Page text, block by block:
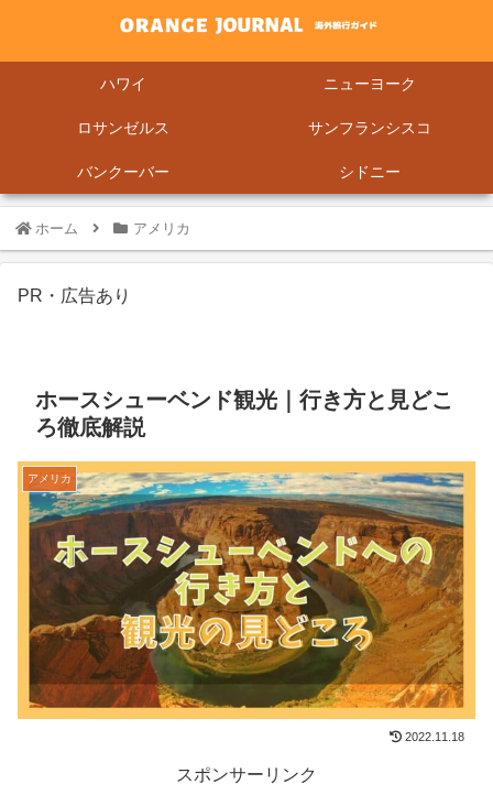
ハワイ ニューヨーク
ロサンゼルス サンフランシスコ
バンクーバー シドニー
ホーム アメリカ
PR・広告あり
ホースシューベンド観光｜行き方と見どこ
ろ徹底解説
アメリカ
2022.11.18
スポンサーリンク